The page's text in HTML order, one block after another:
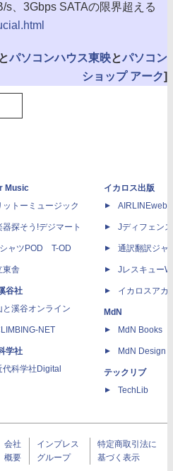
s、3Gbps SATAの限界超える
とパソコンハウス東映とパソコン
ショップ アーク]
Music
ットーミュージック
器探そう!デジマート
ャツPOD T-OD
東舎
谷社
と溪谷オンライン
NET
学社
代科学社Digital
イカロス出版
AIRLINEweb
Jディフェン
通訳翻訳ジャ
Jレスキュー
イカロスアカ
MdN
MdN Books
MdN Design
テックリブ
TechLib
会社
概要
インプレス
グループ
特定商取引法に
基づく表示